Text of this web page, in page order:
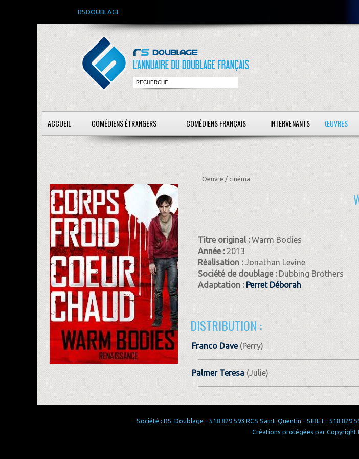
RSDOUBLAGE
ACCUEIL COMÉDIENS ÉTRANGERS COMÉDIENS FRANÇAIS INTERVENANTS ŒUVRES
Oeuvre / cinéma
Titre original :Warm Bodies
Année :2013
Réalisation :Jonathan Levine
Société de doublage :Dubbing Brothers
Adaptation : Perret Déborah
DISTRIBUTION :
Franco Dave(Perry)
Palmer Teresa (Julie)
Société : RS-Doublage - 518 829 593 RCS Saint-Quentin - SIRET : 518 829
Créations protégées par Copyright